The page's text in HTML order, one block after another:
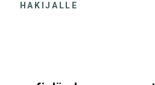
HAKIJALLE